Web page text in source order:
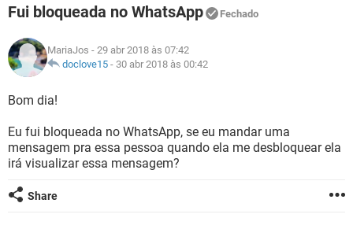
INSTAGRAM GMAIL
GUIA DE COMPRAS
INSTAGRAM GMAIL
GUIA DE COMPRAS
JOGOS WHATSAPP
CELULAR
OUTLOOK EXCEL
INSTAGRAM
JOGOS WHATSAPP
CELULAR
OUTLOOK
INSTAGRAM GMAIL
GUIA DE COMPRAS
GLOSSÁRIO
JOGOS
OUTLOOK EXCEL
GUIA DE COMPRAS
Fui bloqueada no WhatsApp Fechado
MariaJos - 29 abr 2018 às 07:42
doclove15 - 30 abr 2018 às 00:42
Bom dia!
Eu fui bloqueada no WhatsApp, se eu mandar uma
mensagem pra essa pessoa quando ela me desbloquear ela
irá visualizar essa mensagem?
Share